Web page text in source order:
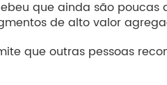
que ainda são
de alto valor
que outras pessoas